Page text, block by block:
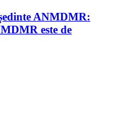
ANMDMR:
este de